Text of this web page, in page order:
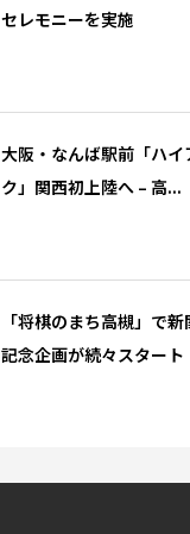
セレモニーを実施
大阪・なんば駅前「ハイ
ク」関西初上陸へ – 高...
「将棋のまち高槻」で
記念企画が続々スタート